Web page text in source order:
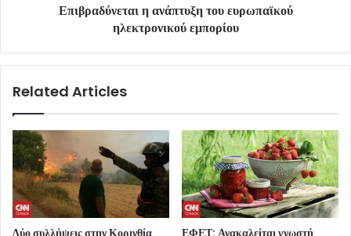
Επιβραδύνεται η ανάπτυξη του ευρωπαϊκού
ηλεκτρονικού εμπορίου
Related Articles